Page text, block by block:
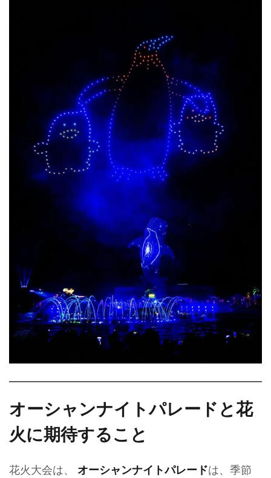
オーシャンナイトパレードと花
火に期待すること
花火大会は、 オーシャンナイトパレードは、季節